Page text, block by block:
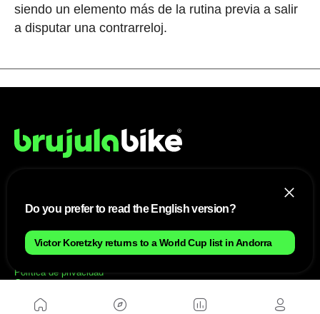
siendo un elemento más de la rutina previa a salir
a disputar una contrarreloj.
Mapa del sitio
Aviso Legal
Anúnciate con nosotros
Política de privacidad
Contacto
Do you prefer to read the English version?
Victor Koretzky returns to a World Cup list in Andorra